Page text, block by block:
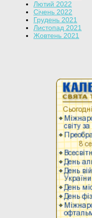
Лютий 2022
Січень 2022
Грудень 2021
Листопад 2021
Жовтень 2021